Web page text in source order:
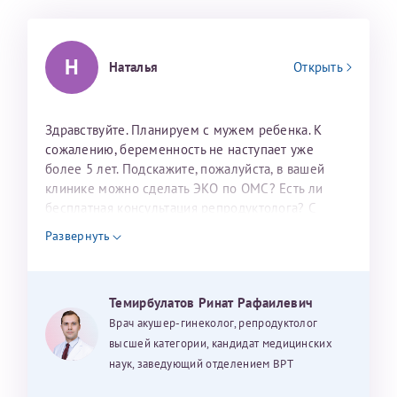
Александра
Хотелось бы выразить благодарность Темирбулатову
Ринату Рафаильевичу. Словами не описать, на сколько
мы ему благодарны. Благодаря ему мы стали
счастливыми родителями доченьки, которой
Н Наталья Открыть
Здравствуйте. Планируем с мужем ребенка. К
сожалению, беременность не наступает уже
более 5 лет. Подскажите, пожалуйста, в вашей
клинике можно сделать ЭКО по ОМС? Есть ли
бесплатная консультация репродуктолога? С
уважением, Наталья Баранова.
Развернуть
Темирбулатов Ринат Рафаилевич
Врач акушер-гинеколог, репродуктолог
высшей категории, кандидат медицинских
наук, заведующий отделением ВРТ